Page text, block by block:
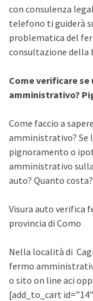
con consulenza
telefono ti guiderà
problematica del
consultazione della
Come verificare
amministrativo?
Come faccio a
amministrativo? Se
pignoramento o
amministrativo sulla
auto? Quanto costa?
Visura auto verifica
provincia di Como
Nella località di
fermo
o sito on line aci
[add_to_cart